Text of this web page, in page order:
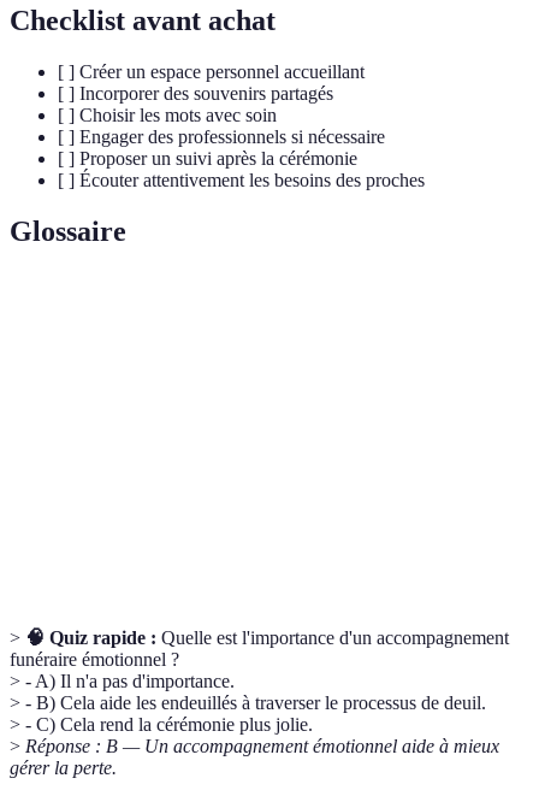
Checklist avant achat
[ ] Créer un espace personnel accueillant
[ ] Incorporer des souvenirs partagés
[ ] Choisir les mots avec soin
[ ] Engager des professionnels si nécessaire
[ ] Proposer un suivi après la cérémonie
[ ] Écouter attentivement les besoins des proches
Glossaire
> 🧠 Quiz rapide : Quelle est l'importance d'un accompagnement
funéraire émotionnel ?
> - A) Il n'a pas d'importance.
> - B) Cela aide les endeuillés à traverser le processus de deuil.
> - C) Cela rend la cérémonie plus jolie.
> Réponse : B — Un accompagnement émotionnel aide à mieux
gérer la perte.